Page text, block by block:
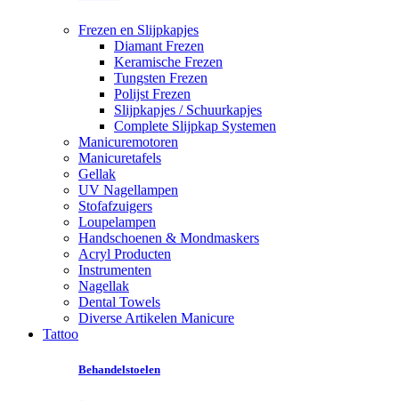
Frezen en Slijpkapjes
Diamant Frezen
Keramische Frezen
Tungsten Frezen
Polijst Frezen
Slijpkapjes / Schuurkapjes
Complete Slijpkap Systemen
Manicuremotoren
Manicuretafels
Gellak
UV Nagellampen
Stofafzuigers
Loupelampen
Handschoenen & Mondmaskers
Acryl Producten
Instrumenten
Nagellak
Dental Towels
Diverse Artikelen Manicure
Tattoo
Behandelstoelen